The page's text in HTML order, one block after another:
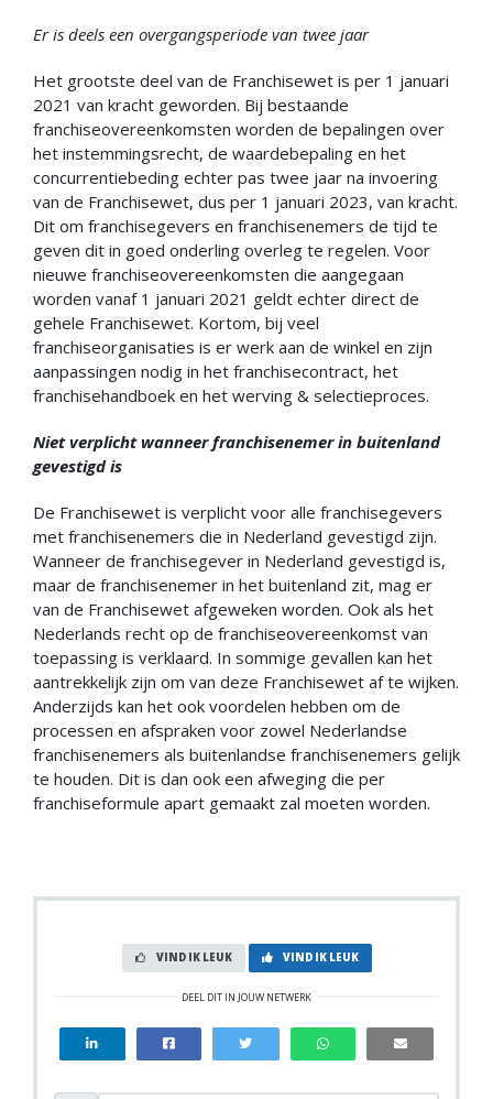
Er is deels een overgangsperiode van twee jaar
Het grootste deel van de Franchisewet is per 1 januari
2021 van kracht geworden. Bij bestaande
franchiseovereenkomsten worden de bepalingen over
het instemmingsrecht, de waardebepaling en het
concurrentiebeding echter pas twee jaar na invoering
van de Franchisewet, dus per 1 januari 2023, van kracht.
Dit om franchisegevers en franchisenemers de tijd te
geven dit in goed onderling overleg te regelen. Voor
nieuwe franchiseovereenkomsten die aangegaan
worden vanaf 1 januari 2021 geldt echter direct de
gehele Franchisewet. Kortom, bij veel
franchiseorganisaties is er werk aan de winkel en zijn
aanpassingen nodig in het franchisecontract, het
franchisehandboek en het werving & selectieproces.
Niet verplicht wanneer franchisenemer in buitenland
gevestigd is
De Franchisewet is verplicht voor alle franchisegevers
met franchisenemers die in Nederland gevestigd zijn.
Wanneer de franchisegever in Nederland gevestigd is,
maar de franchisenemer in het buitenland zit, mag er
van de Franchisewet afgeweken worden. Ook als het
Nederlands recht op de franchiseovereenkomst van
toepassing is verklaard. In sommige gevallen kan het
aantrekkelijk zijn om van deze Franchisewet af te wijken.
Anderzijds kan het ook voordelen hebben om de
processen en afspraken voor zowel Nederlandse
franchisenemers als buitenlandse franchisenemers gelijk
te houden. Dit is dan ook een afweging die per
franchiseformule apart gemaakt zal moeten worden.
VIND IK LEUK VIND IK LEUK
DEEL DIT IN JOUW NETWERK